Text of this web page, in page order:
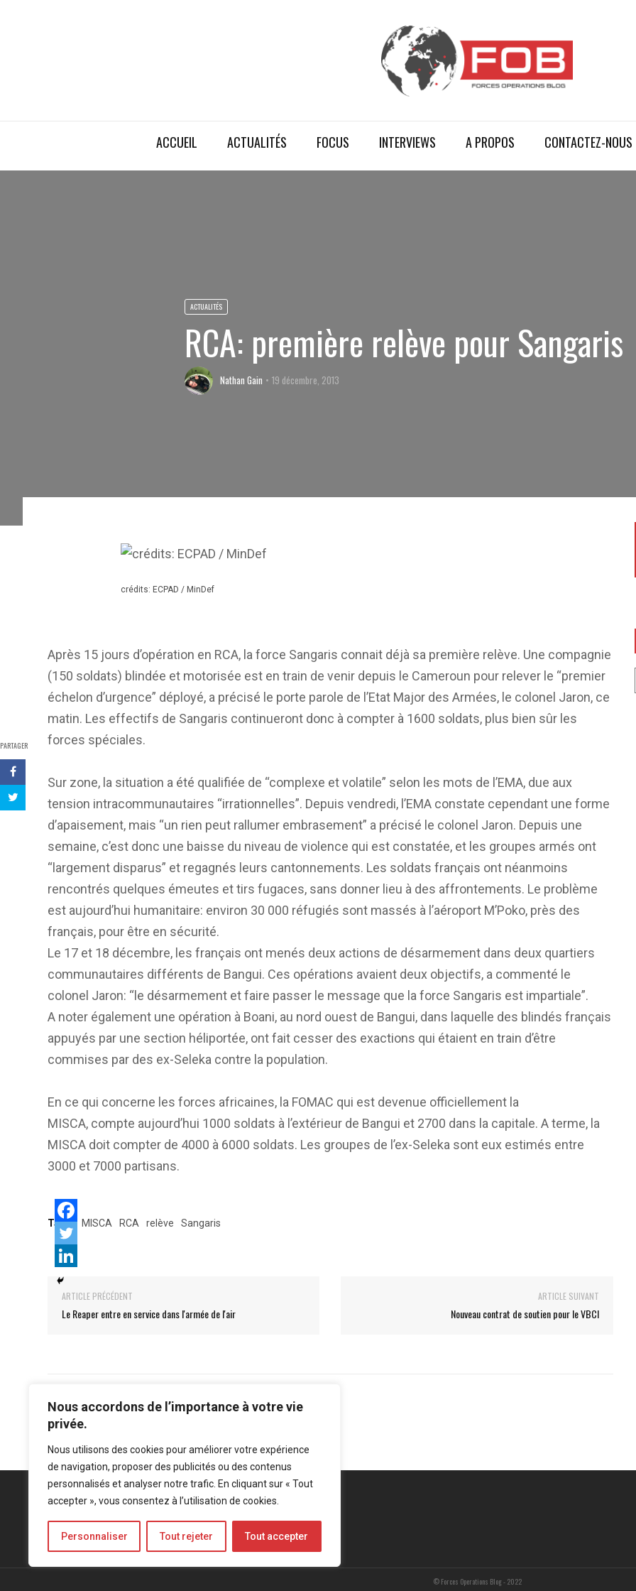
Nous accordons de l’importance à votre vie
privée.
Nous utilisons des cookies pour améliorer votre expérience
de navigation, proposer des publicités ou des contenus
personnalisés et analyser notre trafic. En cliquant sur « Tout
accepter », vous consentez à l’utilisation de cookies.
Personnaliser Tout rejeter Tout accepter
ACCUEIL ACTUALITÉS FOCUS INTERVIEWS A PROPOS CONTACTEZ-NOUS
ACTUALITÉS
RCA: première relève pour Sangaris
Nathan Gain 19 décembre, 2013
PARTAGER
crédits: ECPAD / MinDef
Après 15 jours d’opération en RCA, la force Sangaris connait déjà sa première relève. Une compagnie
(150 soldats) blindée et motorisée est en train de venir depuis le Cameroun pour relever le “premier
échelon d’urgence” déployé, a précisé le porte parole de l’Etat Major des Armées, le colonel Jaron, ce
matin. Les effectifs de Sangaris continueront donc à compter à 1600 soldats, plus bien sûr les
forces spéciales.
Sur zone, la situation a été qualifiée de “complexe et volatile” selon les mots de l’EMA, due aux
tension intracommunautaires “irrationnelles”. Depuis vendredi, l’EMA constate cependant une forme
d’apaisement, mais “un rien peut rallumer embrasement” a précisé le colonel Jaron. Depuis une
semaine, c’est donc une baisse du niveau de violence qui est constatée, et les groupes armés ont
“largement disparus” et regagnés leurs cantonnements. Les soldats français ont néanmoins
rencontrés quelques émeutes et tirs fugaces, sans donner lieu à des affrontements. Le problème
est aujourd’hui humanitaire: environ 30 000 réfugiés sont massés à l’aéroport M’Poko, près des
français, pour être en sécurité.
Le 17 et 18 décembre, les français ont menés deux actions de désarmement dans deux quartiers
communautaires différents de Bangui. Ces opérations avaient deux objectifs, a commenté le
colonel Jaron: “le désarmement et faire passer le message que la force Sangaris est impartiale”.
A noter également une opération à Boani, au nord ouest de Bangui, dans laquelle des blindés français
appuyés par une section héliportée, ont fait cesser des exactions qui étaient en train d’être
commises par des ex-Seleka contre la population.
En ce qui concerne les forces africaines, la FOMAC qui est devenue officiellement la
MISCA, compte aujourd’hui 1000 soldats à l’extérieur de Bangui et 2700 dans la capitale. A terme, la
MISCA doit compter de 4000 à 6000 soldats. Les groupes de l’ex-Seleka sont eux estimés entre
3000 et 7000 partisans.
Tags: MISCA RCA relève Sangaris
ARTICLE PRÉCÉDENT
Le Reaper entre en service dans l'armée de l'air
ARTICLE SUIVANT
Nouveau contrat de soutien pour le VBCI
Mentions légales-Politique de confidentialité
© Forces Operations Blog - 2022